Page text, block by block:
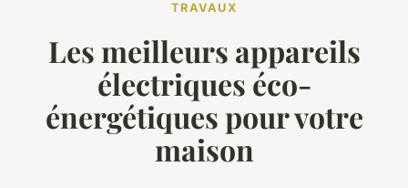
TRAVAUX
Les meilleurs appareils
électriques éco-
énergétiques pour votre
maison